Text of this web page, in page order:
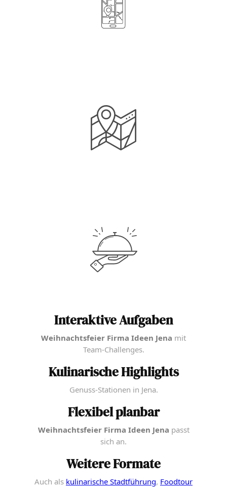
Interaktive Aufgaben
Weihnachtsfeier Firma Ideen Jena mit
Team-Challenges.
Kulinarische Highlights
Genuss-Stationen in Jena.
Flexibel planbar
Weihnachtsfeier Firma Ideen Jena passt
sich an.
Weitere Formate
Auch als kulinarische Stadtführung, Foodtour